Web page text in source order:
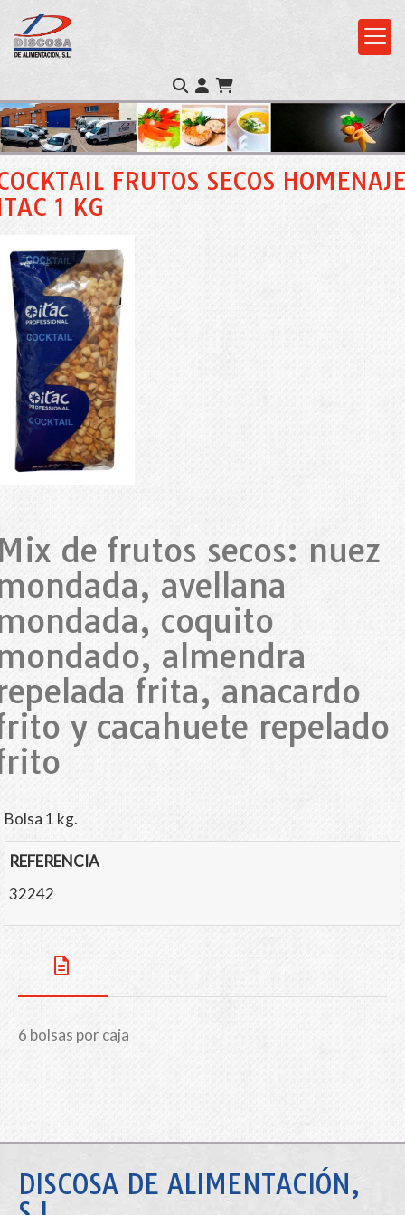
FRUTOS SECOS HOMENAJE
1 KG
de frutos secos: nuez
avellana
coquito
almendra
frita, anacardo
y cacahuete repelado
Bolsa 1 kg.
REFERENCIA
32242
6 bolsas por caja
DISCOSA DE ALIMENTACIÓN,